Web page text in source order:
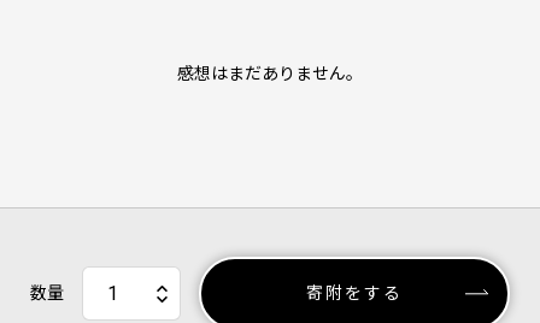
感想はまだありません。
数量 寄附をする